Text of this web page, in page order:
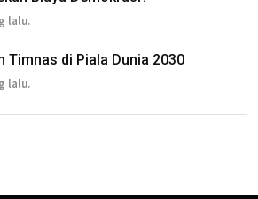
lalu.
Timnas di Piala Dunia 2030
lalu.